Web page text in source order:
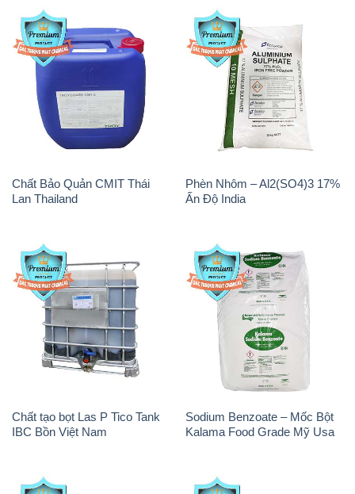
Chất Bảo Quản CMIT Thái
Lan Thailand
Phèn Nhôm – Al2(SO4)3 17%
Ấn Độ India
Chất tạo bọt Las P Tico Tank
IBC Bồn Việt Nam
Sodium Benzoate – Mốc Bột
Kalama Food Grade Mỹ Usa